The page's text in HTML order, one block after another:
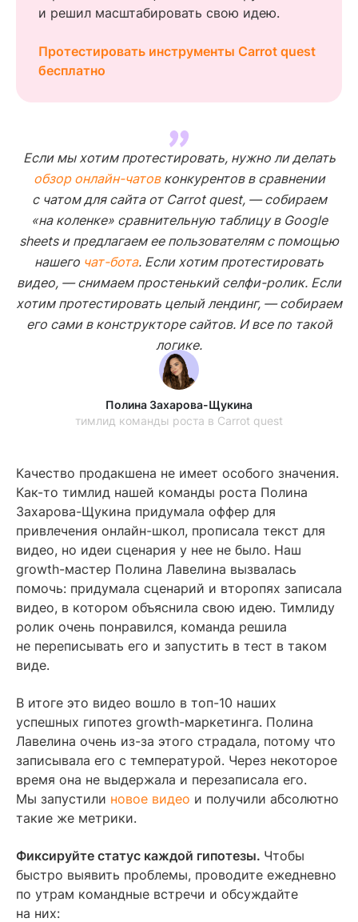
и решил масштабировать свою идею.
Протестировать инструменты Carrot quest
бесплатно
Если мы хотим протестировать, нужно ли делать
обзор онлайн-чатовконкурентов в сравнении
с чатом для сайта от Carrot quest, — собираем
«на коленке» сравнительную таблицу в Google
sheets и предлагаем ее пользователям с помощью
нашего чат-бота. Если хотим протестировать
видео, — снимаем простенький селфи-ролик. Если
хотим протестировать целый лендинг, — собираем
его сами в конструкторе сайтов. И все по такой
логике.
Полина Захарова-Щукина
тимлид команды роста в Carrot quest
Качество продакшена не имеет особого значения.
Как-то тимлид нашей команды роста Полина
Захарова-Щукина придумала оффер для
привлечения онлайн-школ, прописала текст для
видео, но идеи сценария у нее не было. Наш
growth-мастер Полина Лавелина вызвалась
помочь: придумала сценарий и второпях записала
видео, в котором объяснила свою идею. Тимлиду
ролик очень понравился, команда решила
не переписывать его и запустить в тест в таком
виде.
В итоге это видео вошло в топ-10 наших
успешных гипотез growth-маркетинга. Полина
Лавелина очень из-за этого страдала, потому что
записывала его с температурой. Через некоторое
время она не выдержала и перезаписала его.
Мы запустили новое видео и получили абсолютно
такие же метрики.
Фиксируйте статус каждой гипотезы. Чтобы
быстро выявить проблемы, проводите ежедневно
по утрам командные встречи и обсуждайте
на них: